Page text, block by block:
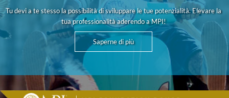
Tu devi a te stesso la possibilità di sviluppare le tue potenzialità. Elevare la
tua professionalità aderendo a MPI!
Saperne di più